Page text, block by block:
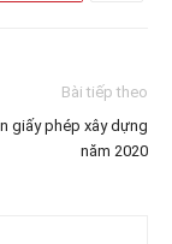
Bài tiếp theo
giấy phép xây dựng
năm 2020